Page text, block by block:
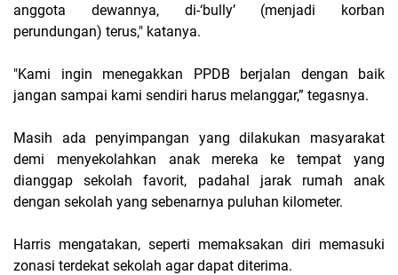
anggota dewannya, di-‘bully’ (menjadi korban
perundungan) terus," katanya.
"Kami ingin menegakkan PPDB berjalan dengan baik
jangan sampai kami sendiri harus melanggar,” tegasnya.
Masih ada penyimpangan yang dilakukan masyarakat
demi menyekolahkan anak mereka ke tempat yang
dianggap sekolah favorit, padahal jarak rumah anak
dengan sekolah yang sebenarnya puluhan kilometer.
Harris mengatakan, seperti memaksakan diri memasuki
zonasi terdekat sekolah agar dapat diterima.